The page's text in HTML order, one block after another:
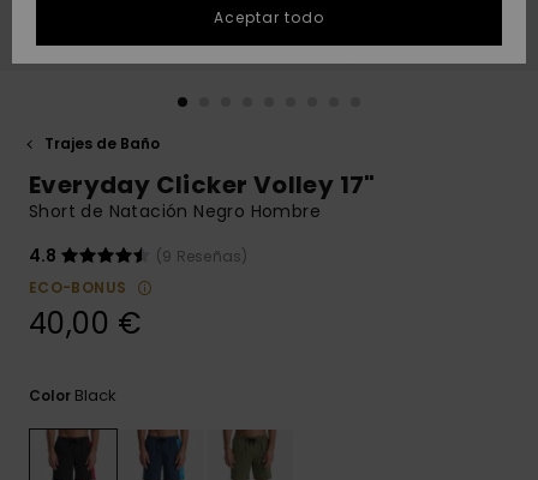
Inicia una
conversación
conversación
Encuentra
respuestas a
las preguntas
Consultar
las FAQ
Trajes de Baño
Everyday Clicker Volley 17"
Short de Natación Negro Hombre
4.8
(9 Reseñas)
ECO-BONUS
40,00 €
Color Black
Aceptar todo